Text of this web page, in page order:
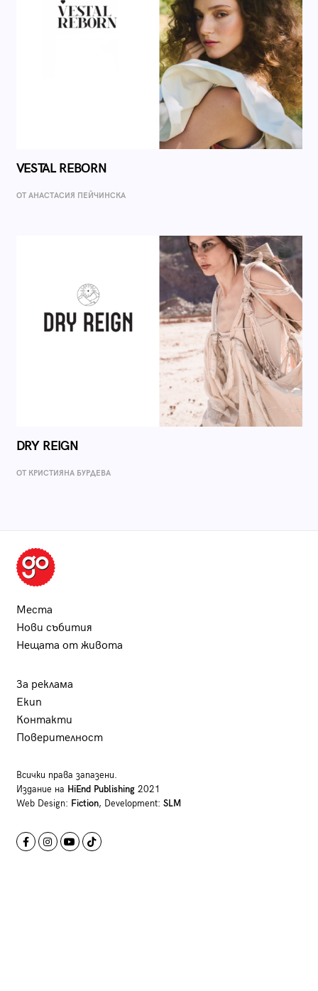
VESTAL REBORN
ОТ AНАСТАСИЯ ПЕЙЧИНСКА
DRY REIGN
ОТ КРИСТИЯНА БУРДЕВА
Места
Нови събития
Нещата от живота
За реклама
Екип
Контакти
Поверителност
Всички права запазени.
Издание на HiEnd Publishing2021
Web Design: Fiction, Development: SLM